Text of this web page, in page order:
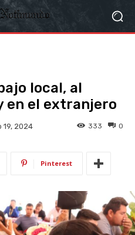
local, al
en el extranjero
19, 2024 0
333
Pinterest